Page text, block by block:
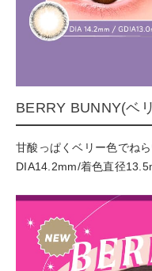
BERRY BUNNY(ベ
甘酸っぱくベリー色でね
DIA14.2mm/着色直径